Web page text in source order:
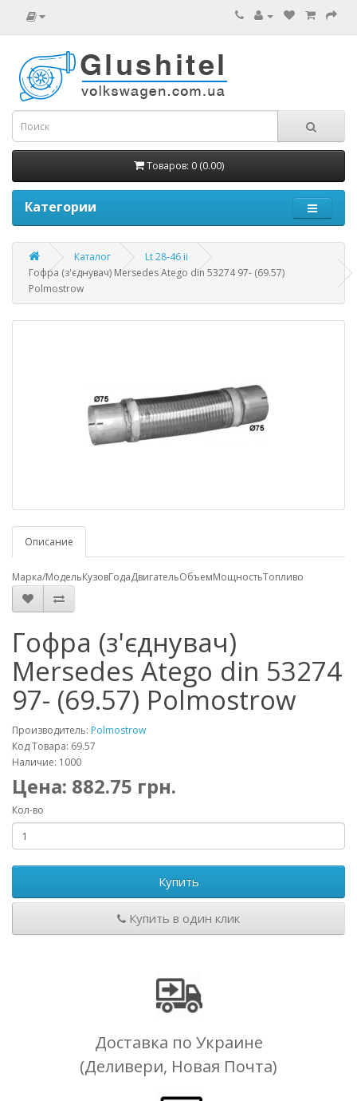
Товаров: 0 (0.00)
Категории
Каталог
Lt 28-46 ii
Гофра (з'єднувач) Mersedes Atego din 53274 97- (69.57)
Polmostrow
Описание
Марка/МодельКузовГодаДвигательОбъемМощностьТопливо
Гофра (з'єднувач)
Mersedes Atego din 53274
97- (69.57) Polmostrow
Производитель: Polmostrow
Код Товара: 69.57
Наличие: 1000
Цена: 882.75 грн.
Кол-во
Купить
Купить в один клик
Доставка по Украине
(Деливери, Новая Почта)